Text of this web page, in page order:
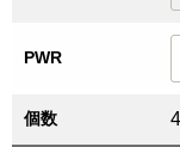
PWR
個数 4